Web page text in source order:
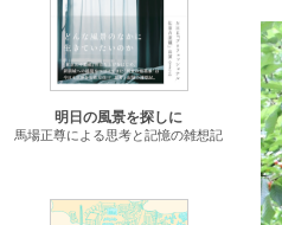
明日の風景を探しに
馬場正尊による思考と記憶の雑想記